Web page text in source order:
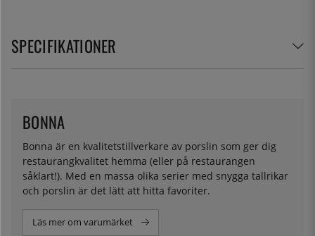
SPECIFIKATIONER
Bonna är en kvalitetstillverkare av porslin som ger dig
restaurangkvalitet hemma (eller på restaurangen
såklart!). Med en massa olika serier med snygga tallrikar
och porslin är det lätt att hitta favoriter.
BONNA
Läs mer om varumärket